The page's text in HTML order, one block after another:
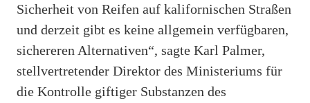
Sicherheit von Reifen auf kalifornischen Straßen
und derzeit gibt es keine allgemein verfügbaren,
sichereren Alternativen“, sagte Karl Palmer,
stellvertretender Direktor des Ministeriums für
die Kontrolle giftiger Substanzen des